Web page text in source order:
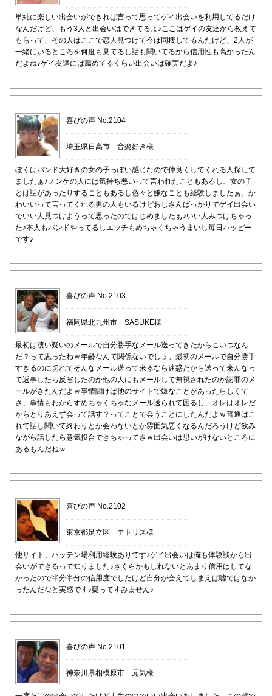
単純に楽しい出会いができれば言って思ってゲイ出会いを利用してるだけ
なんだけど、もう3人と出会いはできてるよ♪ここはゲイの友達から教えて
もらって、その人はここで恋人見つけて今は同棲してるんだけど、2人が
一緒にいるところを何度も見てるし話も聞いてるから信用性も高かったん
だよね♪ゲイ友達には薦めてるくらい出会いは確実だよ♪
喜びの声 No.2104
埼玉県日高市 音楽好き様
ぼくはバンド大好きの女の子っぽい感じなので仲良くしてくれる人探して
ましたぁ♪ノンケの人には気持ち悪いって言われたこともあるし、女の子
とは話があったりすることもあるし色々と嫌なことも経験しましたぁ。か
わいいって言ってくれる男の人もいるけどおじさんばっかりでゲイ出会い
でいい人見つけようって思ったのではじめましたぁ♪いい人みつけちゃっ
た♪本人もバンドやってるしエッチもめちゃくちゃうまいし毎日ハッピー
です♪
喜びの声 No.2103
福岡県北九州市 SASUKE様
最初は凄い疑いのメールで自分勝手なメール送ってきたからこいつなん
だ？って思ったねｗ年齢なんて関係ないでしょ。最初のメールで自分勝手
すぎるのに切れてそんなメール送って来るなら迷惑だから送って来んなっ
て返事したら反省したのか他の人にもメールして無視されたのか謝罪のメ
ールがきたんだよｗ事情聞けば他のサイトで嫌なことがあったらしくて
さ、事情もわからずめちゃくちゃなメール送られて困るし、オレはオレだ
からとりあえず会って話す？ってことで会うことにしたんだよｗ普通はこ
れで話し聞いて終わりとか会わないとか雰囲気悪くなるんだろうけど飲み
ながら話したら意気投合できちゃってさｗ出会いは思いがけないところに
あるもんだねｗ
喜びの声 No.2102
東京都足立区 テトリス様
他サイト、ハッテン場利用経験ありです♪ゲイ出会いは俺も体験談から出
会いができるって知りました♪さくらかもしれないとあまり信用はしてな
かったので半分半分の信用度でしたけど自分が会えてしまえば嘘ではなか
ったんだなと実感です♪疑ってすみません♪
喜びの声 No.2101
神奈川県相模原市 元気様